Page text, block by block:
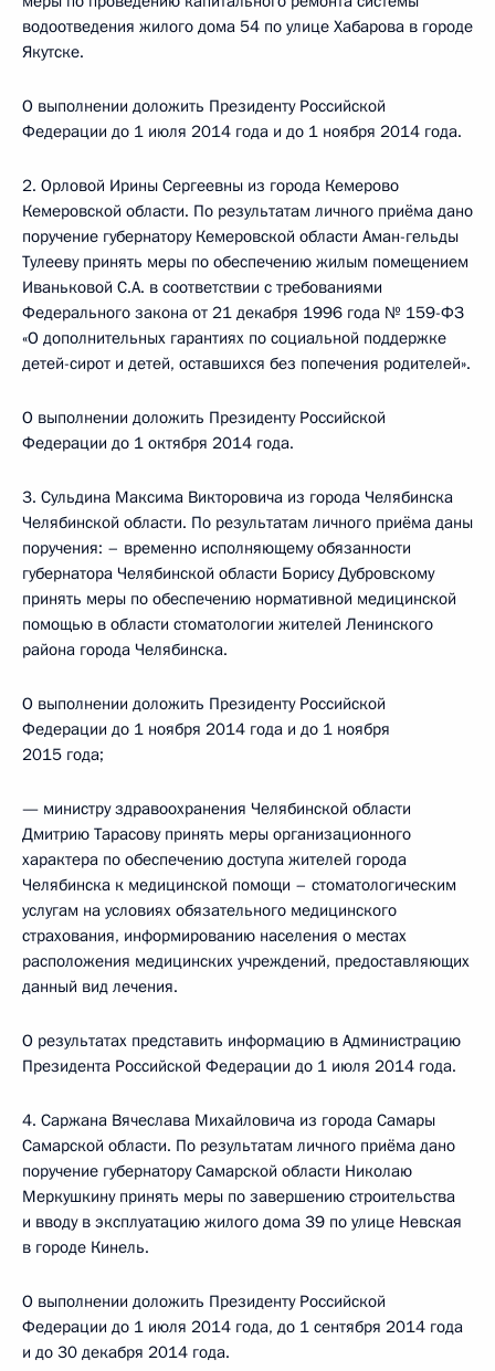
водоотведения жилого дома 54 по улице Хабарова в городе
Якутске.
О выполнении доложить Президенту Российской
Федерации до 1 июля 2014 года и до 1 ноября 2014 года.
2. Орловой Ирины Сергеевны из города Кемерово
Кемеровской области. По результатам личного приёма дано
поручение губернатору Кемеровской области Аман-гельды
Тулееву принять меры по обеспечению жилым помещением
Иваньковой С.А. в соответствии с требованиями
Федерального закона от 21 декабря 1996 года № 159-ФЗ
«О дополнительных гарантиях по социальной поддержке
детей-сирот и детей, оставшихся без попечения родителей».
О выполнении доложить Президенту Российской
Федерации до 1 октября 2014 года.
3. Сульдина Максима Викторовича из города Челябинска
Челябинской области. По результатам личного приёма даны
поручения: – временно исполняющему обязанности
губернатора Челябинской области Борису Дубровскому
принять меры по обеспечению нормативной медицинской
помощью в области стоматологии жителей Ленинского
района города Челябинска.
О выполнении доложить Президенту Российской
Федерации до 1 ноября 2014 года и до 1 ноября
2015 года;
— министру здравоохранения Челябинской области
Дмитрию Тарасову принять меры организационного
характера по обеспечению доступа жителей города
Челябинска к медицинской помощи – стоматологическим
услугам на условиях обязательного медицинского
страхования, информированию населения о местах
расположения медицинских учреждений, предоставляющих
данный вид лечения.
О результатах представить информацию в Администрацию
Президента Российской Федерации до 1 июля 2014 года.
4. Саржана Вячеслава Михайловича из города Самары
Самарской области. По результатам личного приёма дано
поручение губернатору Самарской области Николаю
Меркушкину принять меры по завершению строительства
и вводу в эксплуатацию жилого дома 39 по улице Невская
в городе Кинель.
О выполнении доложить Президенту Российской
Федерации до 1 июля 2014 года, до 1 сентября 2014 года
и до 30 декабря 2014 года.